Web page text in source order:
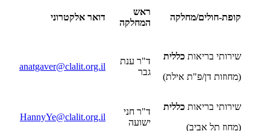
קופת-חולים/מחלקה
ראש
המחלקה
דואר אלקטרוני
שירותי בריאות כללית
(מחוזות דן/פ"ת אילת)
ד"ר ענת
גבר
anatgaver@clalit.org.il
שירותי בריאות כללית
(מחוז תל אביב)
ד"ר חני
ישועה
HannyYe@clalit.org.il